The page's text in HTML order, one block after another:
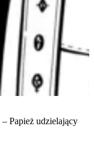
Papież udzielający